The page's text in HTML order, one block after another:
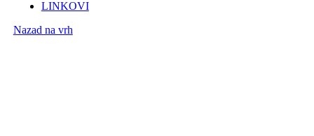
LINKOVI
Nazad na vrh